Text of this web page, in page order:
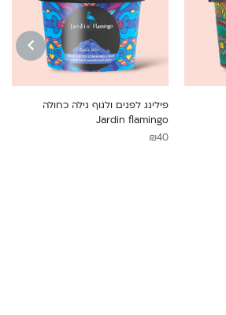
פילינג לפנים ולגוף נילה כחולה
Jardin flamingo
₪40